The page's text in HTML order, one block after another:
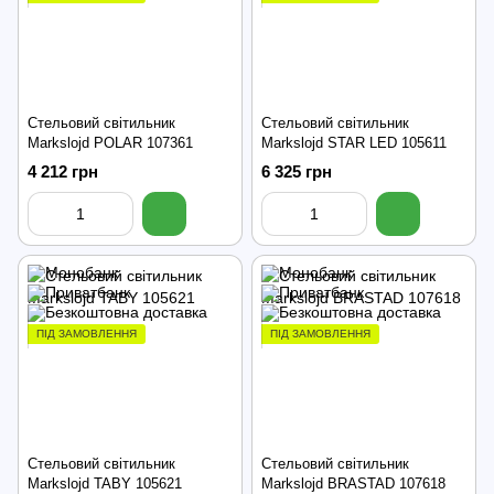
Стельовий світильник
Markslojd POLAR 107361
4 212 грн
Стельовий світильник
Markslojd STAR LED 105611
6 325 грн
ПІД ЗАМОВЛЕННЯ
Стельовий світильник
Markslojd TABY 105621
ПІД ЗАМОВЛЕННЯ
Стельовий світильник
Markslojd BRASTAD 107618